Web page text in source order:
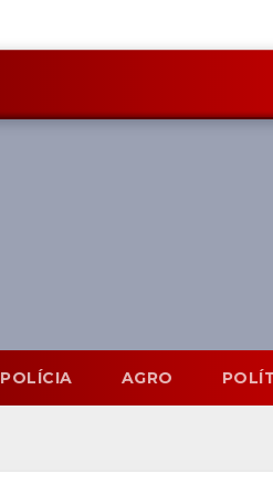
POLÍCIA AGRO